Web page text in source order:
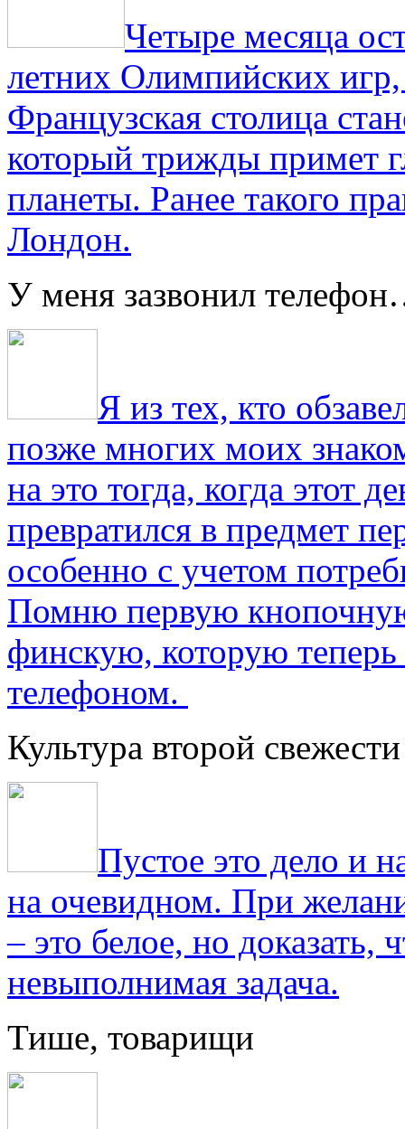
Четыре месяца
летних Олимпийских
Французская столица
который трижды примет
планеты. Ранее такого
Лондон.
У меня зазвонил
Я из тех, кто
позже многих моих
на это тогда, когда этот
превратился в предмет
особенно с учетом
Помню первую
финскую, которую
телефоном.
Культура второй свежести
Пустое это дело и
на очевидном. При
– это белое, но доказать,
невыполнимая задача.
Тише, товарищи